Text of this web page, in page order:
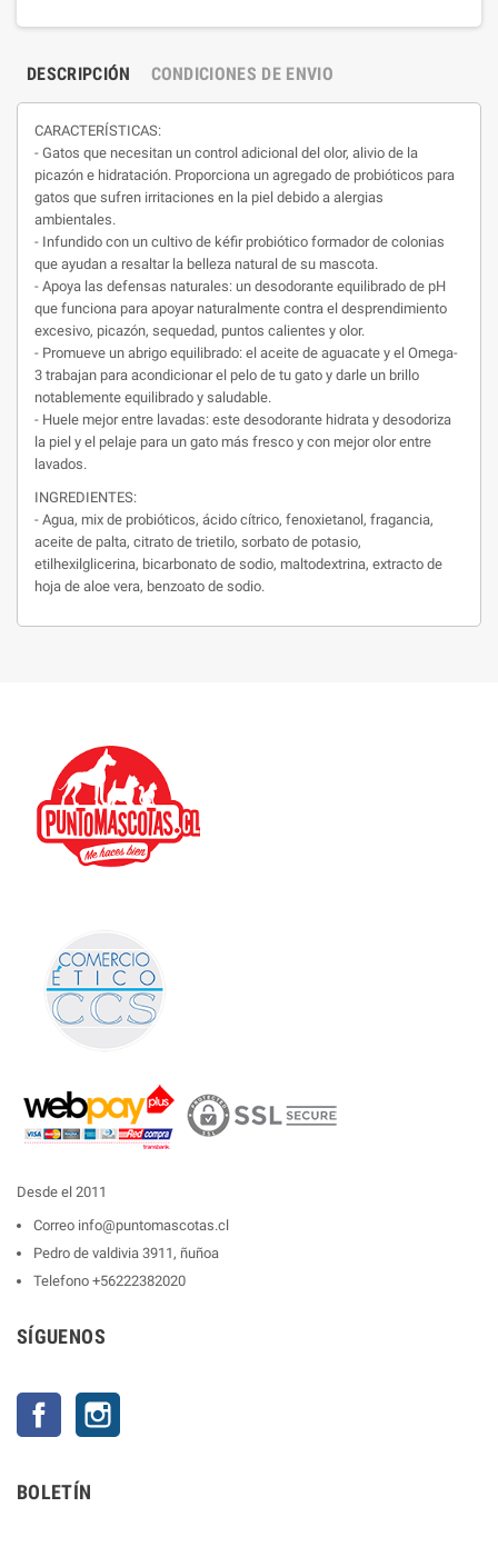
DESCRIPCIÓN CONDICIONES DE ENVIO
CARACTERÍSTICAS:
- Gatos que necesitan un control adicional del olor, alivio de la
picazón e hidratación. Proporciona un agregado de probióticos para
gatos que sufren irritaciones en la piel debido a alergias
ambientales.
- Infundido con un cultivo de kéfir probiótico formador de colonias
que ayudan a resaltar la belleza natural de su mascota.
- Apoya las defensas naturales: un desodorante equilibrado de pH
que funciona para apoyar naturalmente contra el desprendimiento
excesivo, picazón, sequedad, puntos calientes y olor.
- Promueve un abrigo equilibrado: el aceite de aguacate y el Omega-
3 trabajan para acondicionar el pelo de tu gato y darle un brillo
notablemente equilibrado y saludable.
- Huele mejor entre lavadas: este desodorante hidrata y desodoriza
la piel y el pelaje para un gato más fresco y con mejor olor entre
lavados.
INGREDIENTES:
- Agua, mix de probióticos, ácido cítrico, fenoxietanol, fragancia,
aceite de palta, citrato de trietilo, sorbato de potasio,
etilhexilglicerina, bicarbonato de sodio, maltodextrina, extracto de
hoja de aloe vera, benzoato de sodio.
Desde el 2011
Correo info@puntomascotas.cl
Pedro de valdivia 3911, ñuñoa
Telefono +56222382020
SÍGUENOS
Facebook
BOLETÍN